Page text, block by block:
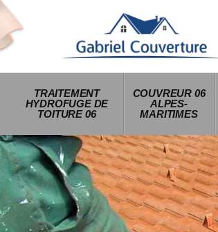
TRAITEMENT
HYDROFUGE DE
TOITURE 06
COUVREUR 06
ALPES-
MARITIMES